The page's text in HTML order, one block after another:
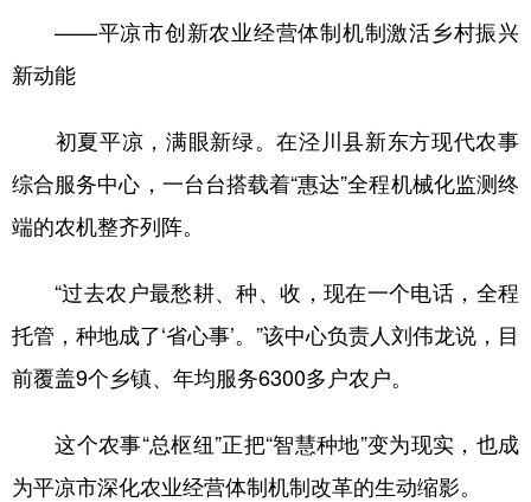
——平凉市创新农业经营体制机制激活乡村振兴
新动能
初夏平凉，满眼新绿。在泾川县新东方现代农事
综合服务中心，一台台搭载着“惠达”全程机械化监测终
端的农机整齐列阵。
“过去农户最愁耕、种、收，现在一个电话，全程
托管，种地成了‘省心事’。”该中心负责人刘伟龙说，目
前覆盖9个乡镇、年均服务6300多户农户。
这个农事“总枢纽”正把“智慧种地”变为现实，也成
为平凉市深化农业经营体制机制改革的生动缩影。